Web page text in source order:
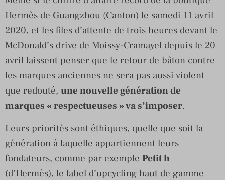
Hermès de Guangzhou (Canton) le samedi 11 avril
2020, et les files d’attente de trois heures devant le
McDonald’s drive de Moissy-Cramayel depuis le 20
avril laissent penser que le retour de bâton contre
les marques anciennes ne sera pas aussi violent
que redouté, une nouvelle génération de
marques « respectueuses » va s’imposer.
Leurs priorités sont éthiques, quelle que soit la
génération à laquelle appartiennent leurs
fondateurs, comme par exemple Petit h
(d’Hermès), le label d’upcycling haut de gamme